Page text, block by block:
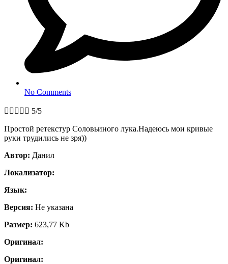
No Comments
     5/5
Простой ретекстур Соловьиного лука.Надеюсь мои кривые
руки трудились не зря))
Автор: Данил
Локализатор:
Язык:
Версия: Не указана
Размер: 623,77 Kb
Оригинал:
Оригинал: